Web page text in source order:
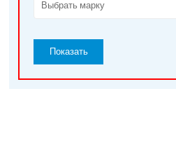
Показать